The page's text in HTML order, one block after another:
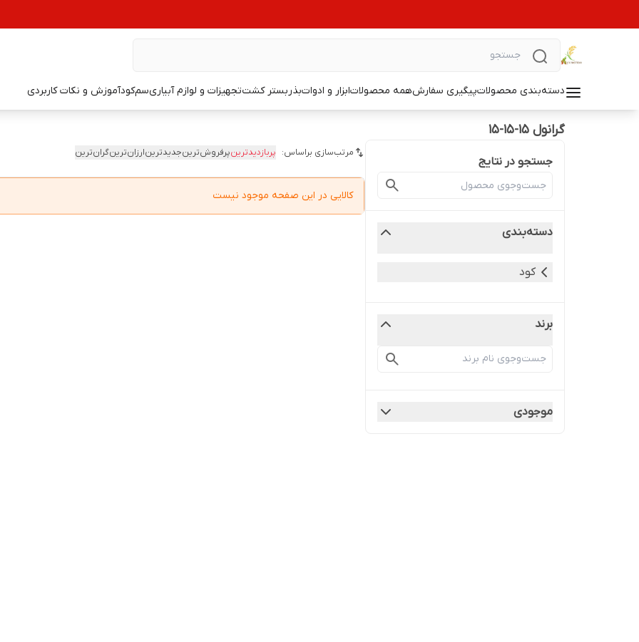
دسته‌بندی محصولاتپیگیری سفارشهمه محصولاتابزار و ادواتبذربستر کشتتجهیزات و لوازم آبیاریسمکودآموزش و نکات کاربردی
گرانول 15-15-15
جستجو در نتایج
دسته‌بندی
کود
برند
موجودی
مرتب‌سازی براساس: پربازدیدترینپرفروش‌ترینجدیدترینارزان‌ترینگران‌ترین
کالایی در این صفحه موجود نیست